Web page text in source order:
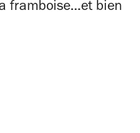
framboise…et bien